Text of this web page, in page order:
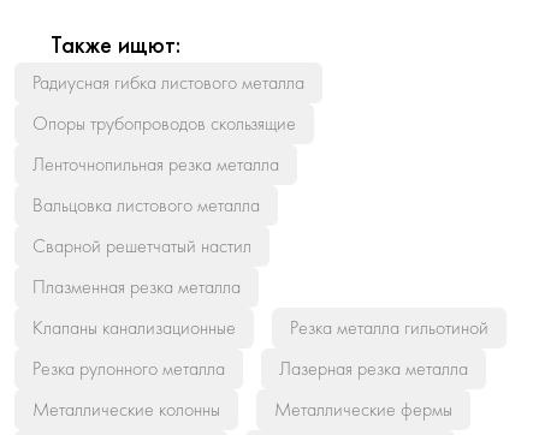
Также ищют:
Радиусная гибка листового металла
Опоры трубопроводов скользящие
Ленточнопильная резка металла
Вальцовка листового металла
Сварной решетчатый настил
Плазменная резка металла
Клапаны канализационные
Резка металла гильотиной
Резка рулонного металла
Лазерная резка металла
Металлические колонны
Металлические фермы